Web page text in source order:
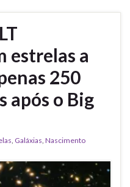
estrelas a
250
após o Big
, Galáxias, Nascimento